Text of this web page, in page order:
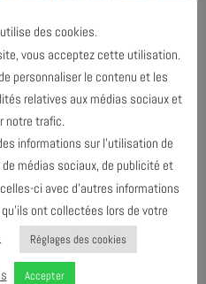
closed.
des cookies.
vous acceptez cette utilisation.
personnaliser le contenu et les
relatives aux médias sociaux et
notre trafic.
informations sur l’utilisation de
médias sociaux, de publicité et
ci avec d’autres informations
ont collectées lors de votre
Réglages des cookies
Accepter